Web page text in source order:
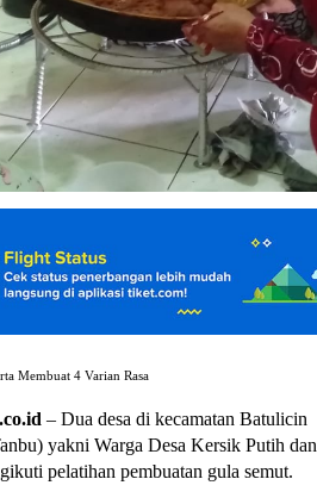
Membuat 4 Varian Rasa
– Dua desa di kecamatan Batulicin
yakni Warga Desa Kersik Putih dan
pelatihan pembuatan gula semut.